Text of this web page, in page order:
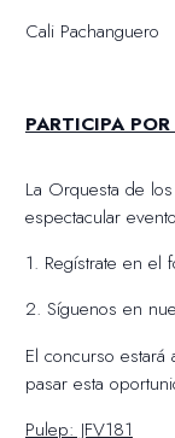
Cali Pachanguero
PARTICIPA
La Orquesta de
espectacular
1. Regístrate en el
2. Síguenos en
El concurso
pasar esta
Pulep: JFV181